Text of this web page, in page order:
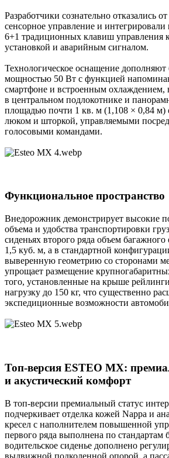
Разработчики сознательно отказались
сенсорное управление и
6+1 традиционных клавиш управления
установкой и аварийным сигналом.
Технологическое оснащение дополняют
мощностью 50 Вт с функцией
смартфоне и встроенным охлаждением,
в центральном подлокотнике и
площадью почти 1 кв. м (1,108 × 0,84 м)
люком и шторкой, управляемыми
голосовыми командами.
Функциональное пространство​
Внедорожник демонстрирует высокие
объема и удобства транспортировки
сиденьях второго ряда объем багажного
1,5 куб. м, а в стандартной
выверенную геометрию со сторонами
упрощает размещение
того, установленные на крыше
нагрузку до 150 кг, что существенно
экспедиционные возможности
Топ-версия ESTEO MX:
и акустический комфорт​
В топ-версии премиальный статус
подчеркивает отделка кожей Nappa и
кресел с наполнителем повышенной
первого ряда выполнена по стандартам
водительское сиденье дополнено
выдвижной подколенной опорой, а